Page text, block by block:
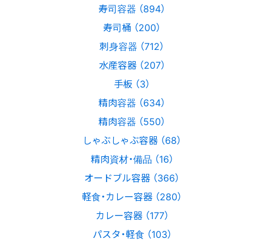
寿司容器 （894）
寿司桶 （200）
刺身容器 （712）
水産容器 （207）
手板 （3）
精肉容器 （634）
精肉容器 （550）
しゃぶしゃぶ容器 （68）
精肉資材・備品 （16）
オードブル容器 （366）
軽食・カレー容器 （280）
カレー容器 （177）
パスタ・軽食 （103）